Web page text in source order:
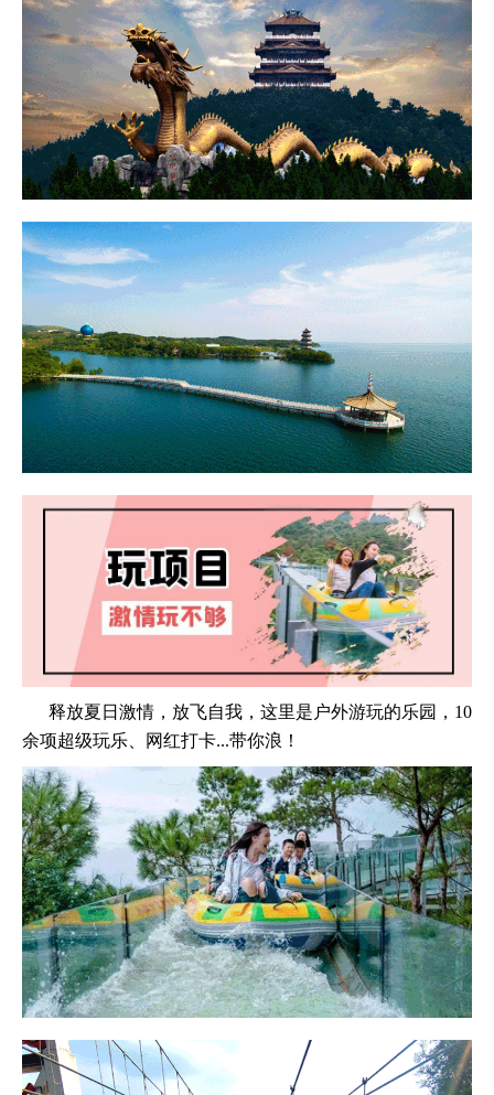
释放夏日激情，放飞自我，这里是户外游玩的乐园，10
余项超级玩乐、网红打卡...带你浪！